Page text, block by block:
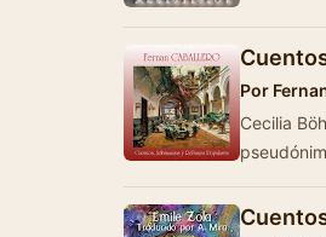
Por
Cecilia Böhl de